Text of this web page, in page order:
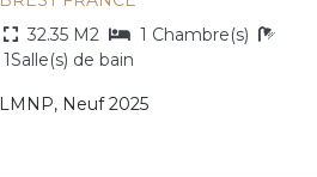
32.35 M2
1 Chambre(s)
1Salle(s) de bain
LMNP, Neuf 2025